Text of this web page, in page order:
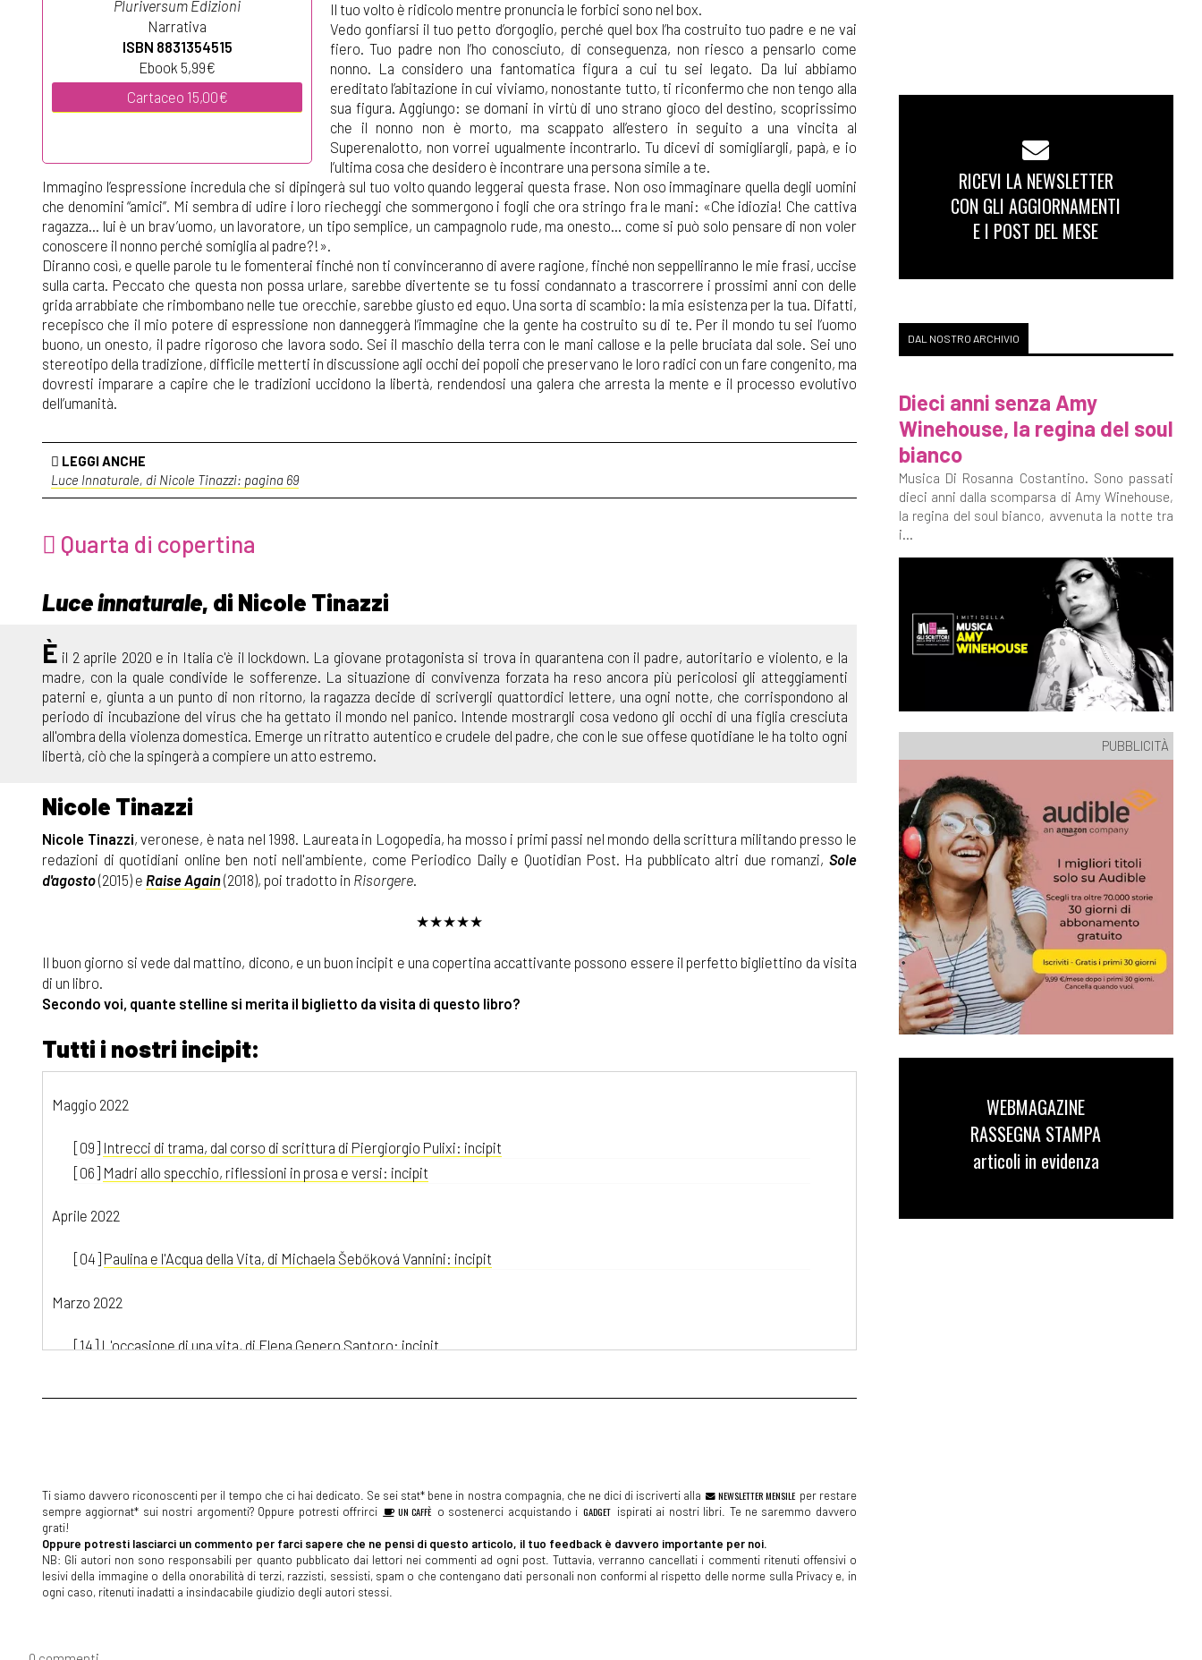
Pluriversum Edizioni
Narrativa
ISBN 8831354515
Ebook 5,99€
Cartaceo 15,00€
Il tuo volto è ridicolo mentre pronuncia le forbici sono nel box.
Vedo gonfiarsi il tuo petto d’orgoglio, perché quel box l’ha costruito tuo padre e ne vai
fiero. Tuo padre non l’ho conosciuto, di conseguenza, non riesco a pensarlo come
nonno. La considero una fantomatica figura a cui tu sei legato. Da lui abbiamo
ereditato l’abitazione in cui viviamo, nonostante tutto, ti riconfermo che non tengo alla
sua figura. Aggiungo: se domani in virtù di uno strano gioco del destino, scoprissimo
che il nonno non è morto, ma scappato all’estero in seguito a una vincita al
Superenalotto, non vorrei ugualmente incontrarlo. Tu dicevi di somigliargli, papà, e io
l’ultima cosa che desidero è incontrare una persona simile a te.
Immagino l’espressione incredula che si dipingerà sul tuo volto quando leggerai questa frase. Non oso immaginare quella degli uomini
che denomini “amici”. Mi sembra di udire i loro riecheggi che sommergono i fogli che ora stringo fra le mani: «Che idiozia! Che cattiva
ragazza... lui è un brav’uomo, un lavoratore, un tipo semplice, un campagnolo rude, ma onesto... come si può solo pensare di non voler
conoscere il nonno perché somiglia al padre?!».
Diranno così, e quelle parole tu le fomenterai finché non ti convinceranno di avere ragione, finché non seppelliranno le mie frasi, uccise
sulla carta. Peccato che questa non possa urlare, sarebbe divertente se tu fossi condannato a trascorrere i prossimi anni con delle
grida arrabbiate che rimbombano nelle tue orecchie, sarebbe giusto ed equo. Una sorta di scambio: la mia esistenza per la tua. Difatti,
recepisco che il mio potere di espressione non danneggerà l’immagine che la gente ha costruito su di te. Per il mondo tu sei l’uomo
buono, un onesto, il padre rigoroso che lavora sodo. Sei il maschio della terra con le mani callose e la pelle bruciata dal sole. Sei uno
stereotipo della tradizione, difficile metterti in discussione agli occhi dei popoli che preservano le loro radici con un fare congenito, ma
dovresti imparare a capire che le tradizioni uccidono la libertà, rendendosi una galera che arresta la mente e il processo evolutivo
dell’umanità.
LEGGI ANCHE
Luce Innaturale, di Nicole Tinazzi: pagina 69
Quarta di copertina
Luce innaturale, di Nicole Tinazzi
È il 2 aprile 2020 e in Italia c'è il lockdown. La giovane protagonista si trova in quarantena con il padre, autoritario e violento, e la
madre, con la quale condivide le sofferenze. La situazione di convivenza forzata ha reso ancora più pericolosi gli atteggiamenti
paterni e, giunta a un punto di non ritorno, la ragazza decide di scrivergli quattordici lettere, una ogni notte, che corrispondono al
periodo di incubazione del virus che ha gettato il mondo nel panico. Intende mostrargli cosa vedono gli occhi di una figlia cresciuta
all'ombra della violenza domestica. Emerge un ritratto autentico e crudele del padre, che con le sue offese quotidiane le ha tolto ogni
libertà, ciò che la spingerà a compiere un atto estremo.
Nicole Tinazzi
Nicole Tinazzi, veronese, è nata nel 1998. Laureata in Logopedia, ha mosso i primi passi nel mondo della scrittura militando presso le
redazioni di quotidiani online ben noti nell'ambiente, come Periodico Daily e Quotidian Post. Ha pubblicato altri due romanzi, Sole
d'agosto(2015) e Raise Again(2018), poi tradotto in Risorgere.
★★★★★
Il buon giorno si vede dal mattino, dicono, e un buon incipit e una copertina accattivante possono essere il perfetto bigliettino da visita
di un libro.
Secondo voi, quante stelline si merita il biglietto da visita di questo libro?
Tutti i nostri incipit:
Maggio 2022
[09] Intrecci di trama, dal corso di scrittura di Piergiorgio Pulixi: incipit
[06] Madri allo specchio, riflessioni in prosa e versi: incipit
Aprile 2022
[04] Paulina e l'Acqua della Vita, di Michaela Šebőková Vannini: incipit
Marzo 2022
[14] L'occasione di una vita, di Elena Genero Santoro: incipit
Novembre 2021
[22]Storie di mare e di orizzonti, a cura di Cultura al femminile: incipit
Ottobre 2021
[04]
Ti siamo davvero riconoscenti per il tempo che ci hai dedicato. Se sei stat* bene in nostra compagnia, che ne dici di iscriverti alla NEWSLETTER MENSILE per restare
sempre aggiornat* sui nostri argomenti? Oppure potresti offrirci
UN CAFFÈ o sostenerci acquistando i GADGET ispirati ai nostri libri. Te ne saremmo davvero
grati!
Oppure potresti lasciarci un commento per farci sapere che ne pensi di questo articolo, il tuo feedback è davvero importante per noi.
NB: Gli autori non sono responsabili per quanto pubblicato dai lettori nei commenti ad ogni post. Tuttavia, verranno cancellati i commenti ritenuti offensivi o
lesivi della immagine o della onorabilità di terzi, razzisti, sessisti, spam o che contengano dati personali non conformi al rispetto delle norme sulla Privacy e, in
ogni caso, ritenuti inadatti a insindacabile giudizio degli autori stessi.
RICEVI LA NEWSLETTER
CON GLI AGGIORNAMENTI
E I POST DEL MESE
DAL NOSTRO ARCHIVIO
Dieci anni senza Amy
Winehouse, la regina del soul
bianco
Musica Di Rosanna Costantino. Sono passati
dieci anni dalla scomparsa di Amy Winehouse,
la regina del soul bianco, avvenuta la notte tra
i...
PUBBLICITÀ
WEBMAGAZINE
RASSEGNA STAMPA
articoli in evidenza